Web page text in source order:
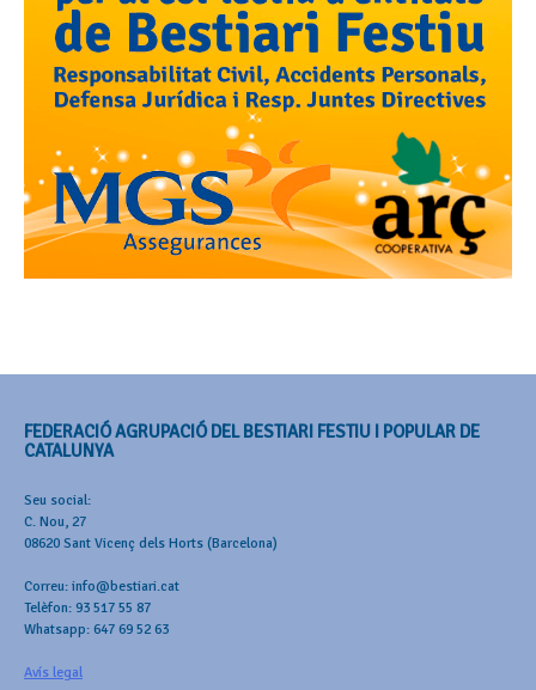
FEDERACIÓ AGRUPACIÓ DEL BESTIARI FESTIU I POPULAR DE
CATALUNYA
Seu social:
C. Nou, 27
08620 Sant Vicenç dels Horts (Barcelona)
Correu: info@bestiari.cat
Telèfon: 93 517 55 87
Whatsapp: 647 69 52 63
Avís legal